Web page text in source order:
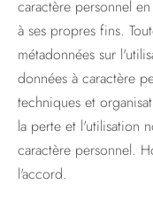
caractère personnel
à ses propres fins.
métadonnées sur
données à caractère
techniques et
la perte et l'utilisation
caractère personnel.
l'accord.